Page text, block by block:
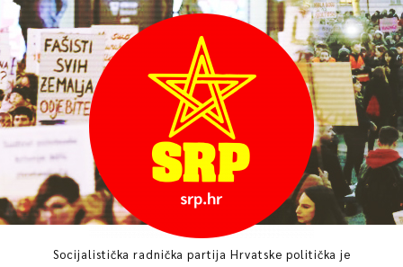
Skip
to
content
Socijalistička radnička partija Hrvatske politička je